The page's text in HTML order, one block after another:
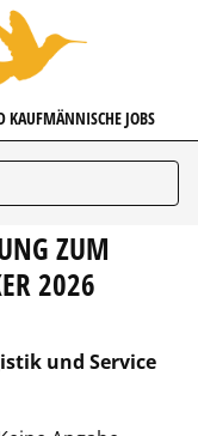
KAUFMÄNNISCHE JOBS
ZUM
2026
und Service